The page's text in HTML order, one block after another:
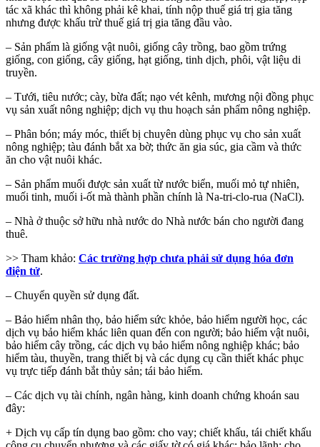
tác xã khác thì không phải kê khai, tính nộp thuế giá trị gia tăng
nhưng được khấu trừ thuế giá trị gia tăng đầu vào.
– Sản phẩm là giống vật nuôi, giống cây trồng, bao gồm trứng
giống, con giống, cây giống, hạt giống, tinh dịch, phôi, vật liệu di
truyền.
– Tưới, tiêu nước; cày, bừa đất; nạo vét kênh, mương nội đồng phục
vụ sản xuất nông nghiệp; dịch vụ thu hoạch sản phẩm nông nghiệp.
– Phân bón; máy móc, thiết bị chuyên dùng phục vụ cho sản xuất
nông nghiệp; tàu đánh bắt xa bờ; thức ăn gia súc, gia cầm và thức
ăn cho vật nuôi khác.
– Sản phẩm muối được sản xuất từ nước biển, muối mỏ tự nhiên,
muối tinh, muối i-ốt mà thành phần chính là Na-tri-clo-rua (NaCl).
– Nhà ở thuộc sở hữu nhà nước do Nhà nước bán cho người đang
thuê.
>> Tham khảo: Các trường hợp chưa phải sử dụng hóa đơn
điện tử.
– Chuyển quyền sử dụng đất.
– Bảo hiểm nhân thọ, bảo hiểm sức khỏe, bảo hiểm người học, các
dịch vụ bảo hiểm khác liên quan đến con người; bảo hiểm vật nuôi,
bảo hiểm cây trồng, các dịch vụ bảo hiểm nông nghiệp khác; bảo
hiểm tàu, thuyền, trang thiết bị và các dụng cụ cần thiết khác phục
vụ trực tiếp đánh bắt thủy sản; tái bảo hiểm.
– Các dịch vụ tài chính, ngân hàng, kinh doanh chứng khoán sau
đây:
+ Dịch vụ cấp tín dụng bao gồm: cho vay; chiết khấu, tái chiết khấu